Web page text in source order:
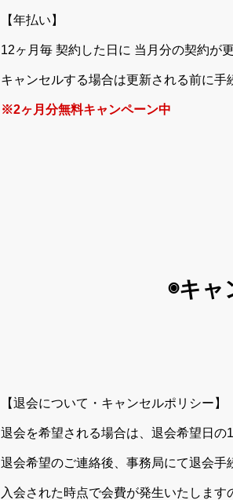
【年払い】
12ヶ月毎 契約した日に 当月分の契約が
キャンセルする場合は更新される前に手
※2ヶ月分無料キャンペーン中
◉キャ
【退会について・キャンセルポリシー】
退会を希望される場合は、退会希望日の
退会希望のご連絡後、事務局にて退会手
入会された時点で会費が発生いたします